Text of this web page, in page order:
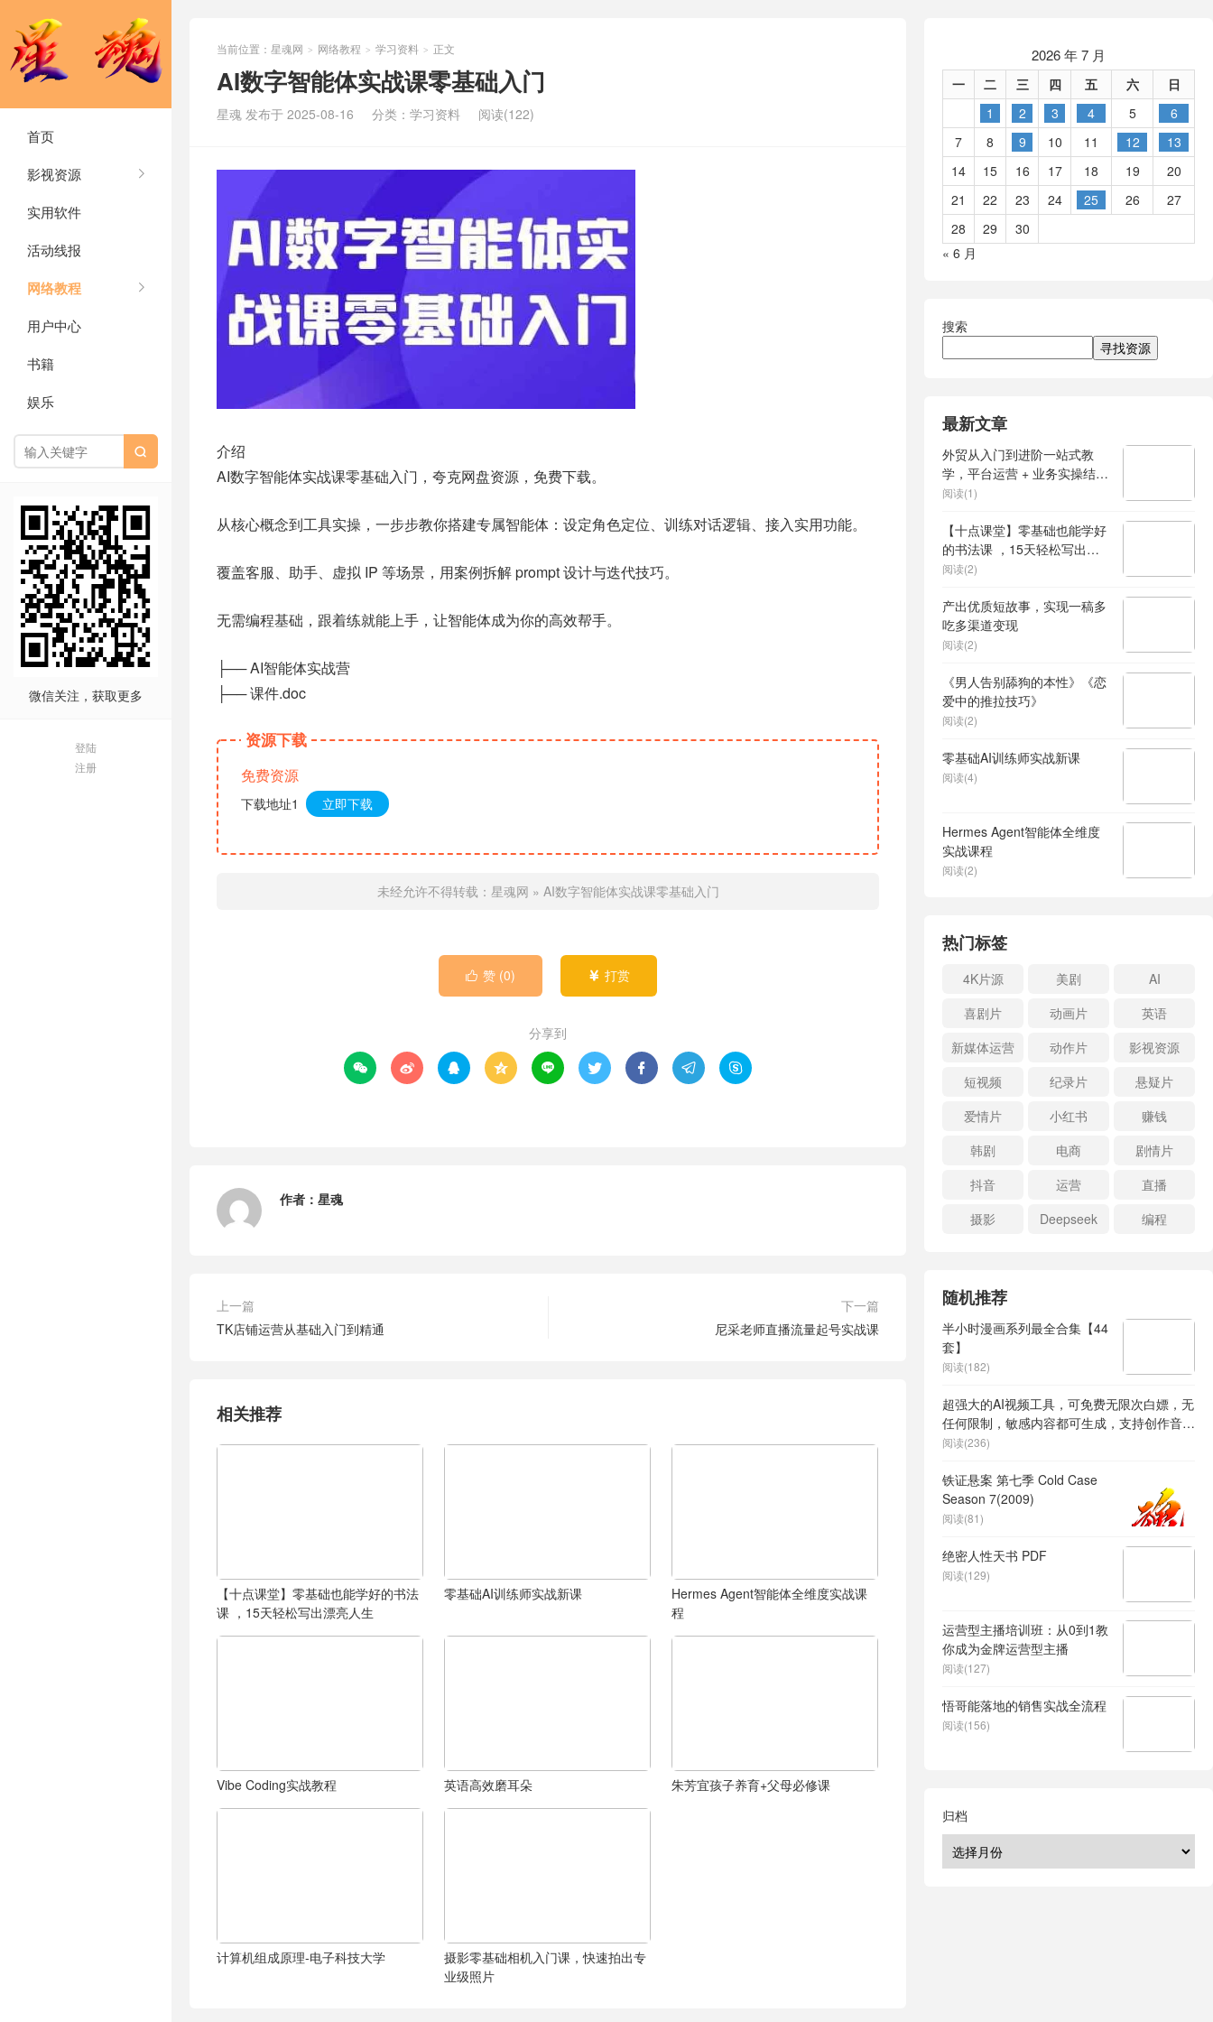
首页
影视资源
实用软件
活动线报
网络教程
用户中心
书籍
娱乐

微信关注，获取更多
登陆
注册
当前位置： 星魂网 > 网络教程 > 学习资料 > 正文
AI数字智能体实战课零基础入门
星魂 发布于 2025-08-16 分类： 学习资料 阅读(122)
介绍
AI数字智能体实战课零基础入门，夸克网盘资源，免费下载。
从核心概念到工具实操，一步步教你搭建专属智能体：设定角色定位、训练对话逻辑、接入实用功能。
覆盖客服、助手、虚拟 IP 等场景，用案例拆解 prompt 设计与迭代技巧。
无需编程基础，跟着练就能上手，让智能体成为你的高效帮手。
├── AI智能体实战营
├── 课件.doc
资源下载
免费资源
下载地址1 立即下载
未经允许不得转载： 星魂网 » AI数字智能体实战课零基础入门
 赞 (0)  打赏
分享到
        
作者： 星魂
上一篇
TK店铺运营从基础入门到精通
下一篇
尼采老师直播流量起号实战课
相关推荐
【十点课堂】零基础也能学好的书法
课 ，15天轻松写出漂亮人生
零基础AI训练师实战新课
Hermes Agent智能体全维度实战课
程
Vibe Coding实战教程 英语高效磨耳朵 朱芳宜孩子养育+父母必修课
计算机组成原理-电子科技大学
摄影零基础相机入门课，快速拍出专
业级照片
2026 年 7 月
一 二 三 四 五 六
日
1
2 3 4 5
6
7
8 9 10 11 12
13
14
15 16 17 18 19
20
21
22 23 24 25 26
27
28
29
30
« 6 月
搜索
寻找资源
最新文章
外贸从入门到进阶一站式教
学，平台运营 + 业务实操结
合，实现业绩稳步增长
阅读(1)
【十点课堂】零基础也能学好
的书法课 ，15天轻松写出漂
亮人生
阅读(2)
产出优质短故事，实现一稿多
吃多渠道变现
阅读(2)
《男人告别舔狗的本性》《恋
爱中的推拉技巧》
阅读(2)
零基础AI训练师实战新课
阅读(4)
Hermes Agent智能体全维度
实战课程
阅读(2)
热门标签
4K片源 美剧
AI
喜剧片
动画片
英语
新媒体运营
动作片
影视资源
短视频
纪录片
悬疑片
爱情片
小红书
赚钱
韩剧
电商
剧情片
抖音
运营
直播
摄影
Deepseek 编程
随机推荐
半小时漫画系列最全合集【44
套】
阅读(182)
超强大的AI视频工具，可免费无限次白嫖，无
任何限制，敏感内容都可生成，支持创作音
乐，文生视频，图生视频
阅读(236)
铁证悬案 第七季 Cold Case
Season 7(2009)
阅读(81)
绝密人性天书 PDF
阅读(129)
运营型主播培训班：从0到1教
你成为金牌运营型主播
阅读(127)
悟哥能落地的销售实战全流程
阅读(156)
归档